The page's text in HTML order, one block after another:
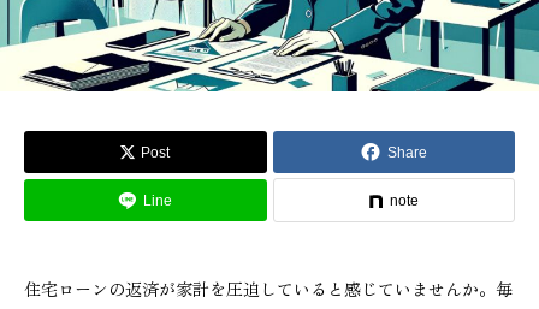
Post Share
Line note
住宅ローンの返済が家計を圧迫していると感じていませんか。毎